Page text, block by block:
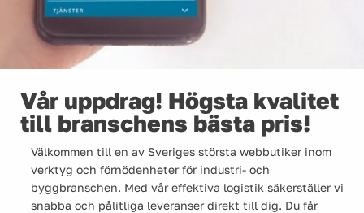
Vår uppdrag! Högsta kvalitet
till branschens bästa pris!
Välkommen till en av Sveriges största webbutiker inom
verktyg och förnödenheter för industri- och
byggbranschen. Med vår effektiva logistik säkerställer vi
snabba och pålitliga leveranser direkt till dig. Du får